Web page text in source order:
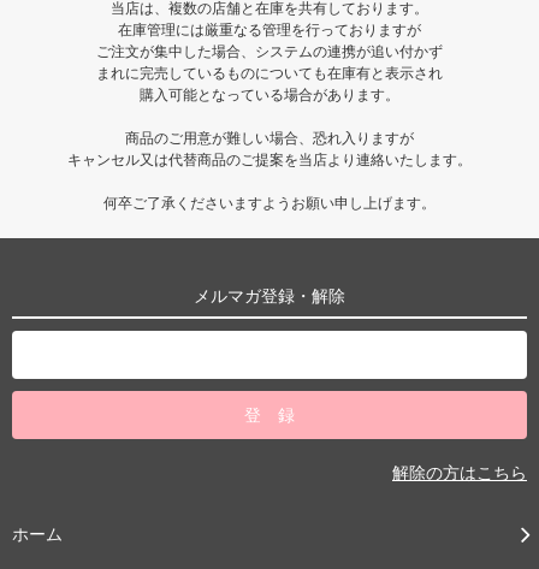
当店は、複数の店舗と在庫を共有しております。
在庫管理には厳重なる管理を行っておりますが
ご注文が集中した場合、システムの連携が追い付かず
まれに完売しているものについても在庫有と表示され
購入可能となっている場合があります。
商品のご用意が難しい場合、恐れ入りますが
キャンセル又は代替商品のご提案を当店より連絡いたします。
何卒ご了承くださいますようお願い申し上げます。
メルマガ登録・解除
解除の方はこちら
ホーム